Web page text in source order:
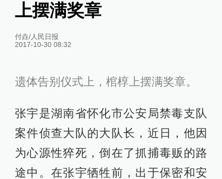
上摆满奖章
付垚/人民日报
2017-10-30 08:32
遗体告别仪式上，棺椁上摆满奖章。
张宇是湖南省怀化市公安局禁毒支队
案件侦查大队的大队长，近日，他因
为心源性猝死，倒在了抓捕毒贩的路
途中。在张宇牺牲前，出于保密和安